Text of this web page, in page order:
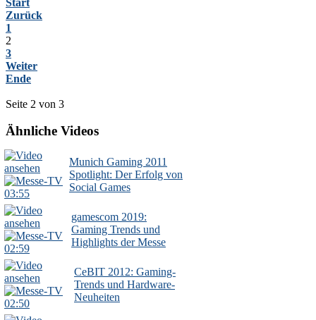
Zurück
1
2
3
Weiter
Ende
Seite 2 von 3
Ähnliche Videos
03:55
Munich Gaming 2011
Spotlight: Der Erfolg von
Social Games
02:59
gamescom 2019:
Gaming Trends und
Highlights der Messe
02:50
CeBIT 2012: Gaming-
Trends und Hardware-
Neuheiten